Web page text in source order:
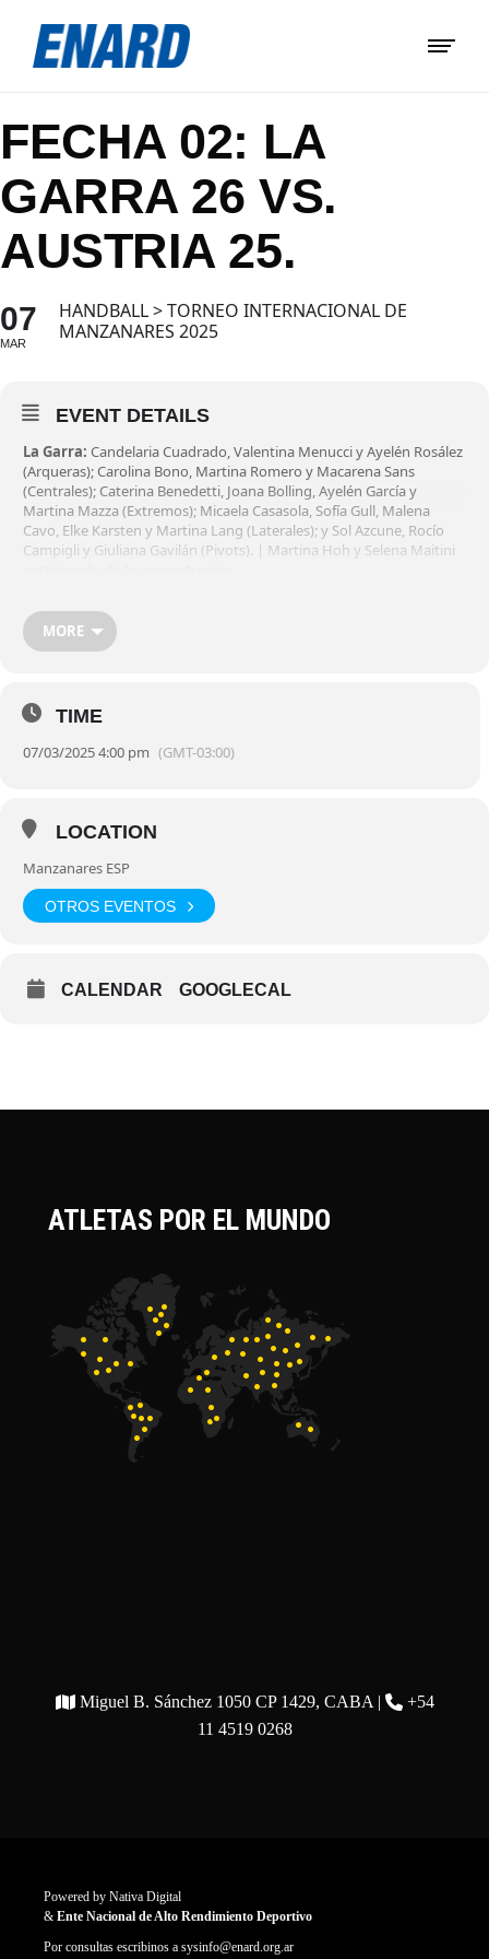
FECHA 02: LA
GARRA 26 VS.
AUSTRIA 25.
07
MAR
HANDBALL > TORNEO INTERNACIONAL DE
MANZANARES 2025
EVENT DETAILS
La Garra: Candelaria Cuadrado, Valentina Menucci y Ayelén Rosález
(Arqueras); Carolina Bono, Martina Romero y Macarena Sans
(Centrales); Caterina Benedetti, Joana Bolling, Ayelén García y
Martina Mazza (Extremos); Micaela Casasola, Sofía Gull, Malena
Cavo, Elke Karsten y Martina Lang (Laterales); y Sol Azcune, Rocío
Campigli y Giuliana Gavilán (Pivots). | Martina Hoh y Selena Maitini
Cronograma de Argentina
> Jueves 06, 16:00 hs. – Fecha 01: La Garra vs. España.
WEB CAHANDBALL
MORE
TIME
07/03/2025 4:00 pm (GMT-03:00)
LOCATION
Manzanares ESP
OTROS EVENTOS
CALENDAR GOOGLECAL
ATLETAS POR EL MUNDO
Miguel B. Sánchez 1050 CP 1429, CABA |
+54
11 4519 0268
Powered by Nativa Digital
& Ente Nacional de Alto Rendimiento Deportivo
Por consultas escribinos a sysinfo@enard.org.ar